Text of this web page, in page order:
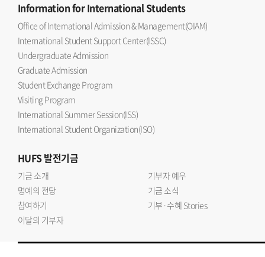
Informationfor International Students
Office of International Admission & Management(OIAM)
International Student Support Center(ISSC)
Undergraduate Admission
Graduate Admission
Student Exchange Program
Visiting Program
International Summer Session(ISS)
International Student Organization(ISO)
HUFS발전기금
기금 소개
기부자 예우
명예의 전당
기금 소식
참여하기
기부·수혜 Stories
이달의 기부자